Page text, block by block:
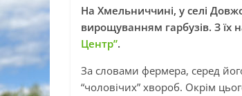
На Хмельниччині, у селі
вирощуванням гарбузів. З їх
Центр”.
За словами фермера, серед
“чоловічих” хвороб. Окрім